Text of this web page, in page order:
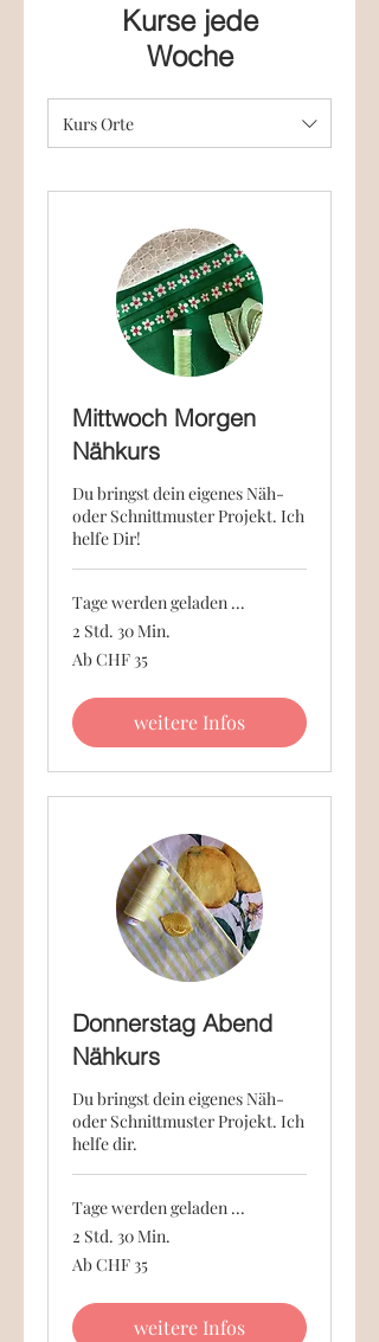
Kurse jede
Woche
Kurs Orte
Mittwoch Morgen
Nähkurs
Du bringst dein eigenes Näh-
oder Schnittmuster Projekt. Ich
helfe Dir!
Tage werden geladen ...
2 Std. 30 Min.
Ab
35
Ab CHF 35
weitere Infos
Donnerstag Abend
Nähkurs
Du bringst dein eigenes Näh-
oder Schnittmuster Projekt. Ich
helfe dir.
Tage werden geladen ...
2 Std. 30 Min.
Ab
35
Ab CHF 35
weitere Infos